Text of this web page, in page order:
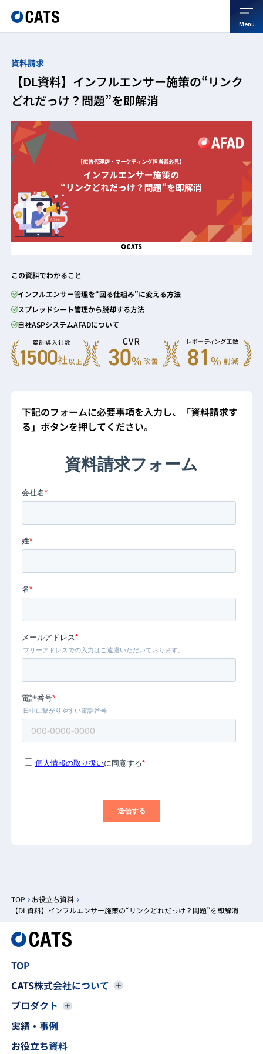
Menu
資料請求
【DL資料】インフルエンサー施策の“リンク
どれだっけ？問題”を即解消
この資料でわかること
インフルエンサー管理を“回る仕組み”に変える方法
スプレッドシート管理から脱却する方法
自社ASPシステムAFADについて
下記のフォームに必要事項を入力し、「資料請求す
る」ボタンを押してください。
TOP
お役立ち資料
【DL資料】インフルエンサー施策の“リンクどれだっけ？問題”を即解消
TOP
CATS株式会社について
プロダクト
実績・事例
お役立ち資料